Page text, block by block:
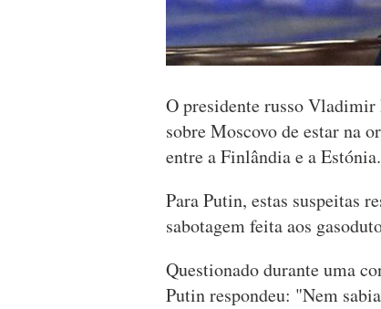
O presidente russo Vladimir
sobre Moscovo de estar na
entre a Finlândia e a Estónia.
Para Putin, estas suspeitas
sabotagem feita aos
Questionado durante uma
Putin respondeu: "Nem